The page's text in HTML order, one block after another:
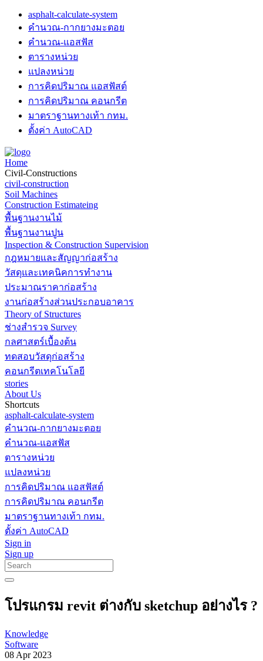
asphalt-calculate-system
คำนวณ-กากยางมะตอย
คำนวณ-แอสฟัส
ตารางหน่วย
แปลงหน่วย
การคิดปริมาณ แอสฟัสต์
การคิดปริมาณ คอนกรีต
มาตราฐานทางเท้า กทม.
ตั้งค่า AutoCAD
Home
Civil-Constructions
civil-construction
Soil Machines
Construction Estimateing
พื้นฐานงานไม้
พื้นฐานงานปูน
Inspection & Construction Supervision
กฎหมายและสัญญาก่อสร้าง
วัสดุและเทคนิคการทำงาน
ประมาณราคาก่อสร้าง
งานก่อสร้างส่วนประกอบอาคาร
Theory of Structures
ช่างสำรวจ Survey
กลศาสตร์เบื้องต้น
ทดสอบวัสดุก่อสร้าง
คอนกรีตเทคโนโลยี
stories
About Us
Shortcuts
asphalt-calculate-system
คำนวณ-กากยางมะตอย
คำนวณ-แอสฟัส
ตารางหน่วย
แปลงหน่วย
การคิดปริมาณ แอสฟัสต์
การคิดปริมาณ คอนกรีต
มาตราฐานทางเท้า กทม.
ตั้งค่า AutoCAD
Sign in
Sign up
โปรแกรม revit ต่างกับ sketchup อย่างไร ?
Knowledge
Software
08 Apr 2023